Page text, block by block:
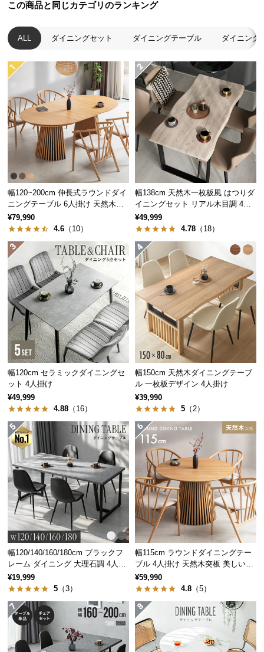
品・
キ
ル
に
つ
い
保
証
に
つ
い
て
会
員
規
約
に
つ
い
て
お
客
様
ー
ト
知
ら
せ
ブ
グ
この商品と同じカテゴリのランキング
ALL ダイニングセット ダイニングテーブル ダイニング
幅120~200cm 伸長式ラウンドダイ
ニングテーブル 6人掛け 天然木突
板 美しい格子デザイン
¥79,990
4.6 （10）
幅138cm 天然木一枚板風 はつりダ
イニングセット リアル木目調 4人
掛け チェア4脚セット
¥49,999
4.78 （18）
幅120cm セラミックダイニングセ
ット 4人掛け
¥49,999
4.88 （16）
幅150cm 天然木ダイニングテーブ
ル 一枚板デザイン 4人掛け
¥39,990
5 （2）
幅120/140/160/180cm ブラックフ
レーム ダイニング 大理石調 4人掛
け
¥19,999
5 （3）
幅115cm ラウンドダイニングテー
ブル 4人掛け 天然木突板 美しい格
子デザイン
¥59,990
4.8 （5）